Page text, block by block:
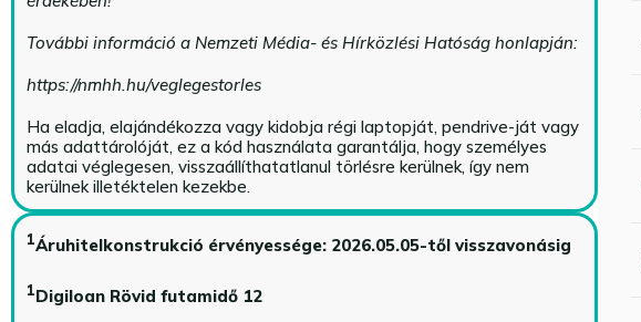
További információ a Nemzeti Média- és Hírközlési Hatóság honlapján:
https://nmhh.hu/veglegestorles
Ha eladja, elajándékozza vagy kidobja régi laptopját, pendrive-ját vagy
más adattárolóját, ez a kód használata garantálja, hogy személyes
adatai véglegesen, visszaállíthatatlanul törlésre kerülnek, így nem
kerülnek illetéktelen kezekbe.
1Áruhitelkonstrukció érvényessége: 2026.05.05-től visszavonásig
1Digiloan Rövid futamidő 12